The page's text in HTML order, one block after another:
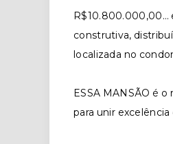
R$10.800.000,00…
construtiva,
localizada no
ESSA MANSÃO é
para unir